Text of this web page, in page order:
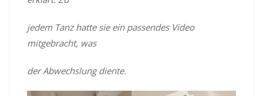
jedem Tanz hatte sie ein passendes Video
mitgebracht, was
der Abwechslung diente.